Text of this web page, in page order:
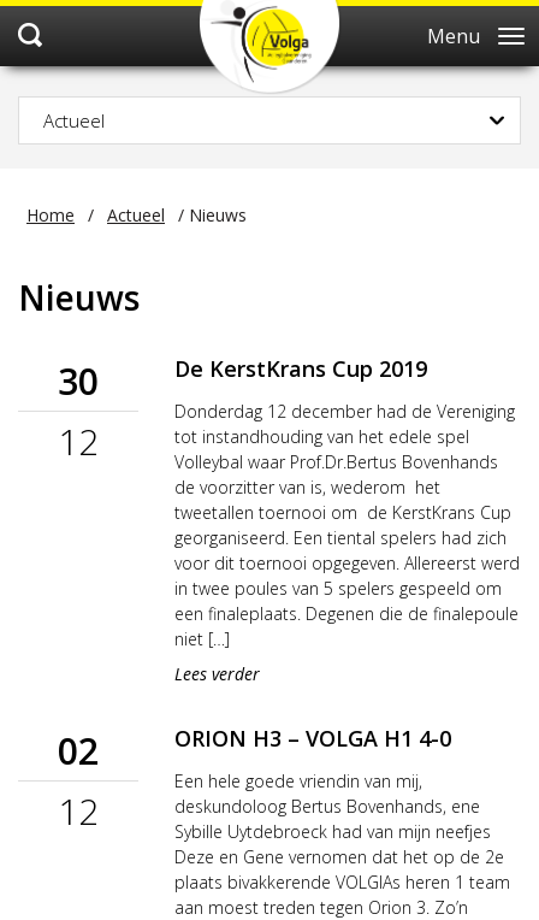
Menu
Actueel
Home / Actueel / Nieuws
Nieuws
30
12
De KerstKrans Cup 2019
Donderdag 12 december had de Vereniging
tot instandhouding van het edele spel
Volleybal waar Prof.Dr.Bertus Bovenhands
de voorzitter van is, wederom het
tweetallen toernooi om de KerstKrans Cup
georganiseerd. Een tiental spelers had zich
voor dit toernooi opgegeven. Allereerst werd
in twee poules van 5 spelers gespeeld om
een finaleplaats. Degenen die de finalepoule
niet […]
Lees verder
02
12
ORION H3 – VOLGA H1 4-0
Een hele goede vriendin van mij,
deskundoloog Bertus Bovenhands, ene
Sybille Uytdebroeck had van mijn neefjes
Deze en Gene vernomen dat het op de 2e
plaats bivakkerende VOLGlAs heren 1 team
aan moest treden tegen Orion 3. Zo’n